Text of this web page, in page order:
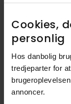
Cookies,
personlig​
Hos danbolig
tredjeparter for
annoncer.​